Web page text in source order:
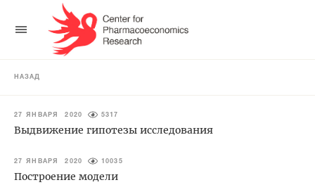
НАЗАД
27 ЯНВАРЯ 2020 5317
Выдвижение гипотезы исследования
27 ЯНВАРЯ 2020 10035
Построение модели